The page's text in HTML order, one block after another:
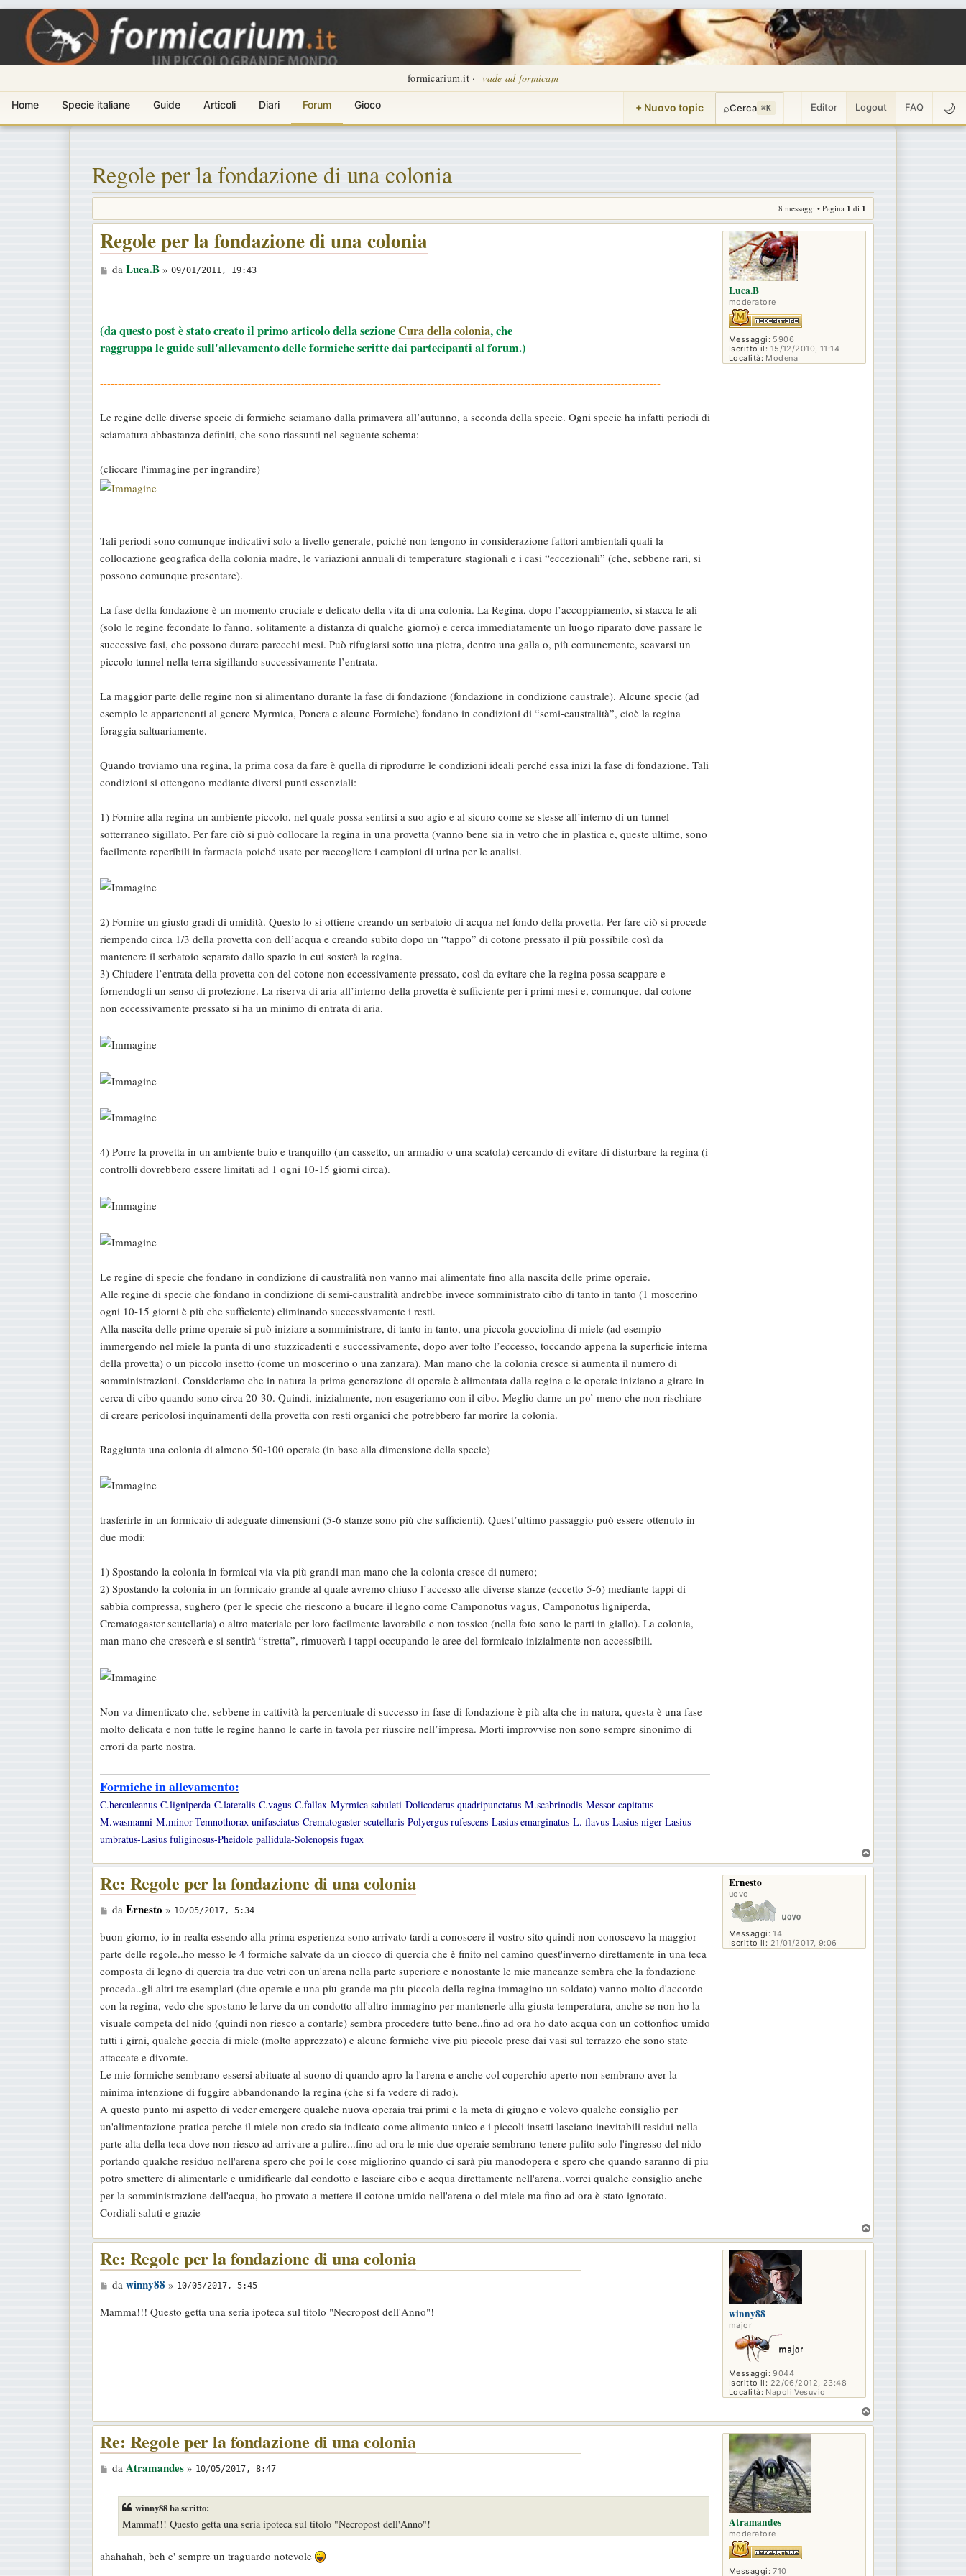
formicarium.it · vade ad formicam
Home Specie italiane Guide Articoli Diari Forum Gioco + Nuovo topic ⌕Cerca ⌘K Editor Logout FAQ 🌙
Regole per la fondazione di una colonia
8 messaggi • Pagina 1 di 1
Luca.B
moderatore
Messaggi: 5906
Iscritto il: 15/12/2010, 11:14
Località: Modena
Regole per la fondazione di una colonia
M
s
a
g
i
da Luca.B» 09/01/2011, 19:43
------------------------------------------------------------------------------------------------------------------------------------------------------------
(da questo post è stato creato il primo articolo della sezioneCura della colonia,che
raggruppa le guide sull'allevamento delle formiche scritte dai partecipanti al forum.)
------------------------------------------------------------------------------------------------------------------------------------------------------------
Le regine delle diverse specie di formiche sciamano dalla primavera all’autunno, a seconda della specie. Ogni specie ha infatti periodi di
sciamatura abbastanza definiti, che sono riassunti nel seguente schema:
(cliccare l'immagine per ingrandire)
Tali periodi sono comunque indicativi solo a livello generale, poiché non tengono in considerazione fattori ambientali quali la
collocazione geografica della colonia madre, le variazioni annuali di temperature stagionali e i casi “eccezionali” (che, sebbene rari, si
possono comunque presentare).
La fase della fondazione è un momento cruciale e delicato della vita di una colonia. La Regina, dopo l’accoppiamento, si stacca le ali
(solo le regine fecondate lo fanno, solitamente a distanza di qualche giorno) e cerca immediatamente un luogo riparato dove passare le
successive fasi, che possono durare parecchi mesi. Può rifugiarsi sotto una pietra, dentro una galla o, più comunemente, scavarsi un
piccolo tunnel nella terra sigillando successivamente l’entrata.
La maggior parte delle regine non si alimentano durante la fase di fondazione (fondazione in condizione caustrale). Alcune specie (ad
esempio le appartenenti al genere Myrmica, Ponera e alcune Formiche) fondano in condizioni di “semi-caustralità”, cioè la regina
foraggia saltuariamente.
Quando troviamo una regina, la prima cosa da fare è quella di riprodurre le condizioni ideali perché essa inizi la fase di fondazione. Tali
condizioni si ottengono mediante diversi punti essenziali:
1) Fornire alla regina un ambiente piccolo, nel quale possa sentirsi a suo agio e al sicuro come se stesse all’interno di un tunnel
sotterraneo sigillato. Per fare ciò si può collocare la regina in una provetta (vanno bene sia in vetro che in plastica e, queste ultime, sono
facilmente reperibili in farmacia poiché usate per raccogliere i campioni di urina per le analisi.
2) Fornire un giusto gradi di umidità. Questo lo si ottiene creando un serbatoio di acqua nel fondo della provetta. Per fare ciò si procede
riempendo circa 1/3 della provetta con dell’acqua e creando subito dopo un “tappo” di cotone pressato il più possibile così da
mantenere il serbatoio separato dallo spazio in cui sosterà la regina.
3) Chiudere l’entrata della provetta con del cotone non eccessivamente pressato, così da evitare che la regina possa scappare e
fornendogli un senso di protezione. La riserva di aria all’interno della provetta è sufficiente per i primi mesi e, comunque, dal cotone
non eccessivamente pressato si ha un minimo di entrata di aria.
4) Porre la provetta in un ambiente buio e tranquillo (un cassetto, un armadio o una scatola) cercando di evitare di disturbare la regina (i
controlli dovrebbero essere limitati ad 1 ogni 10-15 giorni circa).
Le regine di specie che fondano in condizione di caustralità non vanno mai alimentate fino alla nascita delle prime operaie.
Alle regine di specie che fondano in condizione di semi-caustralità andrebbe invece somministrato cibo di tanto in tanto (1 moscerino
ogni 10-15 giorni è più che sufficiente) eliminando successivamente i resti.
Alla nascita delle prime operaie si può iniziare a somministrare, di tanto in tanto, una piccola gocciolina di miele (ad esempio
immergendo nel miele la punta di uno stuzzicadenti e successivamente, dopo aver tolto l’eccesso, toccando appena la superficie interna
della provetta) o un piccolo insetto (come un moscerino o una zanzara). Man mano che la colonia cresce si aumenta il numero di
somministrazioni. Consideriamo che in natura la prima generazione di operaie è alimentata dalla regina e le operaie iniziano a girare in
cerca di cibo quando sono circa 20-30. Quindi, inizialmente, non esageriamo con il cibo. Meglio darne un po’ meno che non rischiare
di creare pericolosi inquinamenti della provetta con resti organici che potrebbero far morire la colonia.
Raggiunta una colonia di almeno 50-100 operaie (in base alla dimensione della specie)
trasferirle in un formicaio di adeguate dimensioni (5-6 stanze sono più che sufficienti). Quest’ultimo passaggio può essere ottenuto in
due modi:
1) Spostando la colonia in formicai via via più grandi man mano che la colonia cresce di numero;
2) Spostando la colonia in un formicaio grande al quale avremo chiuso l’accesso alle diverse stanze (eccetto 5-6) mediante tappi di
sabbia compressa, sughero (per le specie che riescono a bucare il legno come Camponotus vagus, Camponotus ligniperda,
Crematogaster scutellaria) o altro materiale per loro facilmente lavorabile e non tossico (nella foto sono le parti in giallo). La colonia,
man mano che crescerà e si sentirà “stretta”, rimuoverà i tappi occupando le aree del formicaio inizialmente non accessibili.
Non va dimenticato che, sebbene in cattività la percentuale di successo in fase di fondazione è più alta che in natura, questa è una fase
molto delicata e non tutte le regine hanno le carte in tavola per riuscire nell’impresa. Morti improvvise non sono sempre sinonimo di
errori da parte nostra.
Formiche in allevamento:
C.herculeanus-C.ligniperda-C.lateralis-C.vagus-C.fallax-Myrmica sabuleti-Dolicoderus quadripunctatus-M.scabrinodis-Messor capitatus-
M.wasmanni-M.minor-Temnothorax unifasciatus-Crematogaster scutellaris-Polyergus rufescens-Lasius emarginatus-L. flavus-Lasius niger-Lasius
umbratus-Lasius fuliginosus-Pheidole pallidula-Solenopsis fugax
o
Ernesto
uovo
Messaggi: 14
Iscritto il: 21/01/2017, 9:06
Re: Regole per la fondazione di una colonia
M
s
s
a
g
g
i
o
da Ernesto » 10/05/2017, 5:34
buon giorno, io in realta essendo alla prima esperienza sono arrivato tardi a conoscere il vostro sito quindi non conoscevo la maggior
parte delle regole..ho messo le 4 formiche salvate da un ciocco di quercia che è finito nel camino quest'inverno direttamente in una teca
composta di legno di quercia tra due vetri con un'arena nella parte superiore e nonostante le mie mancanze sembra che la fondazione
proceda..gli altri tre esemplari (due operaie e una piu grande ma piu piccola della regina immagino un soldato) vanno molto d'accordo
con la regina, vedo che spostano le larve da un condotto all'altro immagino per mantenerle alla giusta temperatura, anche se non ho la
visuale competa del nido (quindi non riesco a contarle) sembra procedere tutto bene..fino ad ora ho dato acqua con un cottonfioc umido
tutti i girni, qualche goccia di miele (molto apprezzato) e alcune formiche vive piu piccole prese dai vasi sul terrazzo che sono state
attaccate e divorate.
Le mie formiche sembrano essersi abituate al suono di quando apro la l'arena e anche col coperchio aperto non sembrano aver la
minima intenzione di fuggire abbandonando la regina (che si fa vedere di rado).
A questo punto mi aspetto di veder emergere qualche nuova operaia trai primi e la meta di giugno e volevo qualche consiglio per
un'alimentazione pratica perche il miele non credo sia indicato come alimento unico e i piccoli insetti lasciano inevitabili residui nella
parte alta della teca dove non riesco ad arrivare a pulire...fino ad ora le mie due operaie sembrano tenere pulito solo l'ingresso del nido
portando qualche residuo nell'arena spero che poi le cose migliorino quando ci sarà piu manodopera e spero che quando saranno di piu
potro smettere di alimentarle e umidificarle dal condotto e lasciare cibo e acqua direttamente nell'arena..vorrei qualche consiglio anche
per la somministrazione dell'acqua, ho provato a mettere il cotone umido nell'arena o del miele ma fino ad ora è stato ignorato.
Cordiali saluti e grazie
o
winny88
major
Messaggi: 9044
Iscritto il: 22/06/2012, 23:48
Località: Napoli Vesuvio
Re: Regole per la fondazione di una colonia
M
s
o
da winny88 » 10/05/2017, 5:45
Mamma!!! Questo getta una seria ipoteca sul titolo "Necropost dell'Anno"!
o
Atramandes
moderatore
Messaggi: 710
Re: Regole per la fondazione di una colonia
M
g
da Atramandes» 10/05/2017, 8:47
winny88 ha scritto:
Mamma!!! Questo getta una seria ipoteca sul titolo "Necropost dell'Anno"!
ahahahah, beh e' sempre un traguardo notevole